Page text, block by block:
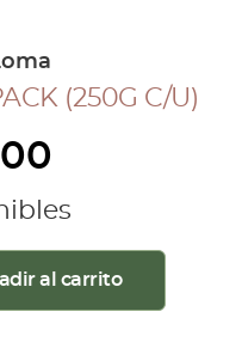
(250G C/U)
al carrito